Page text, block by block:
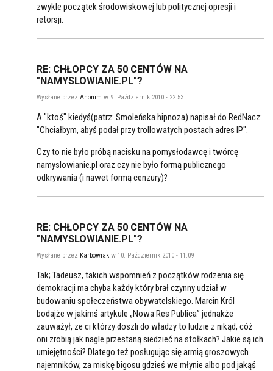
zwykle początek środowiskowej lub politycznej opresji i
retorsji.
RE: CHŁOPCY ZA 50 CENTÓW NA
"NAMYSLOWIANIE.PL"?
Wysłane przez Anonim w 9. Październik 2010 - 22:53
A "ktoś" kiedyś(patrz: Smoleńska hipnoza) napisał do RedNacz:
"Chciałbym, abyś podał przy trollowatych postach adres IP".
Czy to nie było próbą nacisku na pomysłodawcę i twórcę
namyslowianie.pl oraz czy nie było formą publicznego
odkrywania (i nawet formą cenzury)?
RE: CHŁOPCY ZA 50 CENTÓW NA
"NAMYSLOWIANIE.PL"?
Wysłane przez Karbowiak w 10. Październik 2010 - 11:09
Tak; Tadeusz, takich wspomnień z początków rodzenia się
demokracji ma chyba każdy który brał czynny udział w
budowaniu społeczeństwa obywatelskiego. Marcin Król
bodajże w jakimś artykule „Nowa Res Publica” jednakże
zauważył, ze ci którzy doszli do władzy to ludzie z nikąd, cóż
oni zrobią jak nagle przestaną siedzieć na stołkach? Jakie są ich
umiejętności? Dlatego też posługując się armią groszowych
najemników, za miskę bigosu gdzieś we młynie albo pod jakąś